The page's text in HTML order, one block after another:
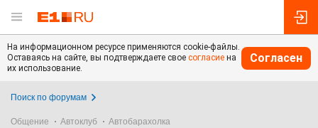
На информационном ресурсе применяются cookie-файлы.
Оставаясь на сайте, вы подтверждаете свое согласие на
их использование.
Согласен
Поиск по форумам
Общение Автоклуб
Автобарахолка